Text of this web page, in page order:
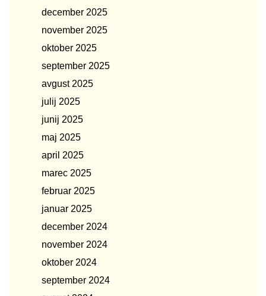
december 2025
november 2025
oktober 2025
september 2025
avgust 2025
julij 2025
junij 2025
maj 2025
april 2025
marec 2025
februar 2025
januar 2025
december 2024
november 2024
oktober 2024
september 2024